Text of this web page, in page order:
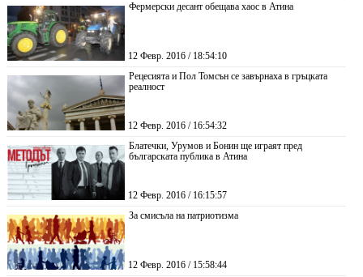
Фермерски десант обещава хаос в Атина
12 Февр. 2016 / 18:54:10
Рецесията и Пол Томсън се завърнаха в гръцката
реалност
12 Февр. 2016 / 16:54:32
Блатечки, Урумов и Бонин ще играят пред
българската публика в Атина
12 Февр. 2016 / 16:15:57
За смисъла на патриотизма
12 Февр. 2016 / 15:58:44